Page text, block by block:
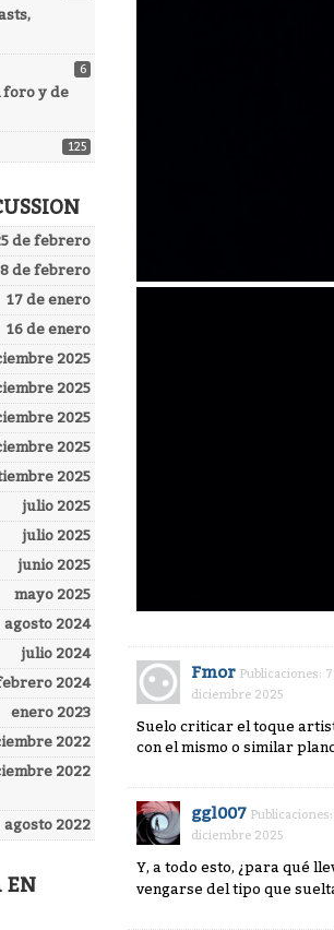
6
foro y de
125
de febrero
de febrero
17 de enero
16 de enero
2025
2025
2025
2025
2025
julio 2025
julio 2025
junio 2025
mayo 2025
agosto 2024
julio 2024
2024
enero 2023
2022
2022
agosto 2022
EN
Fmor Publicaciones:
diciembre 2025
Suelo criticar el toque
con el mismo o similar
ggl007
diciembre 2025
Y, a todo esto, ¿para qué
vengarse del tipo que